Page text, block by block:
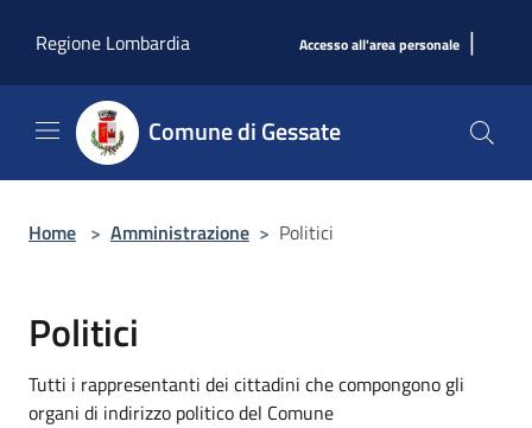
Regione Lombardia
Accesso all'area personale |
Comune di Gessate
Home > Amministrazione > Politici
Politici
Tutti i rappresentanti dei cittadini che compongono gli
organi di indirizzo politico del Comune